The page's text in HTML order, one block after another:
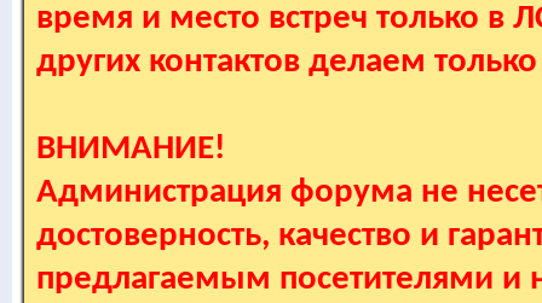
время и место встреч только в
других контактов делаем
ВНИМАНИЕ!
Администрация форума не
достоверность, качество и
предлагаемым посетителями и